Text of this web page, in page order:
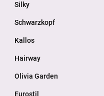
Silky
Schwarzkopf
Kallos
Hairway
Olivia Garden
Eurostil